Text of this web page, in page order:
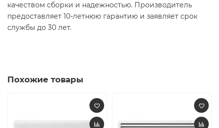
качеством сборки и надежностью. Производитель
предоставляет 10-летнюю гарантию и заявляет срок
службы до 30 лет.​
Похожие товары